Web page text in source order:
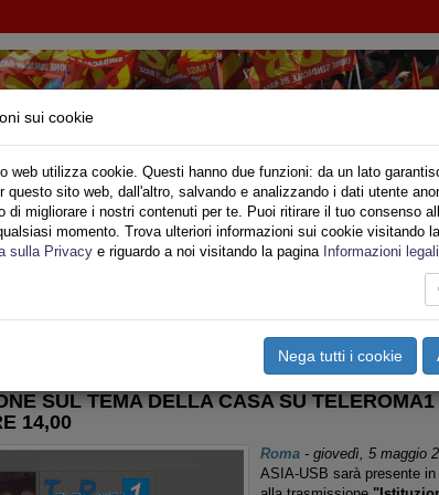
INQUILINI E ABITANTI
Privato Territori Sociale Speciali Multimedia
SFRATTI EDILIZIA
SUL TEMA DELLA CASA SU
14,00
Roma- giovedì, 5 maggio
ASIA-USB sarà presente
sui cookie
web utilizza cookie. Questi hanno due funzioni: da un lato
questo sito web, dall'altro, salvando e analizzando i dati utente
di migliorare i nostri contenuti per te. Puoi ritirare il tuo consenso
momento. Trova ulteriori informazioni sui cookie visitando
sulla Privacy e riguardo a noi visitando la pagina Informazioni legali
Nega tutti i cookie